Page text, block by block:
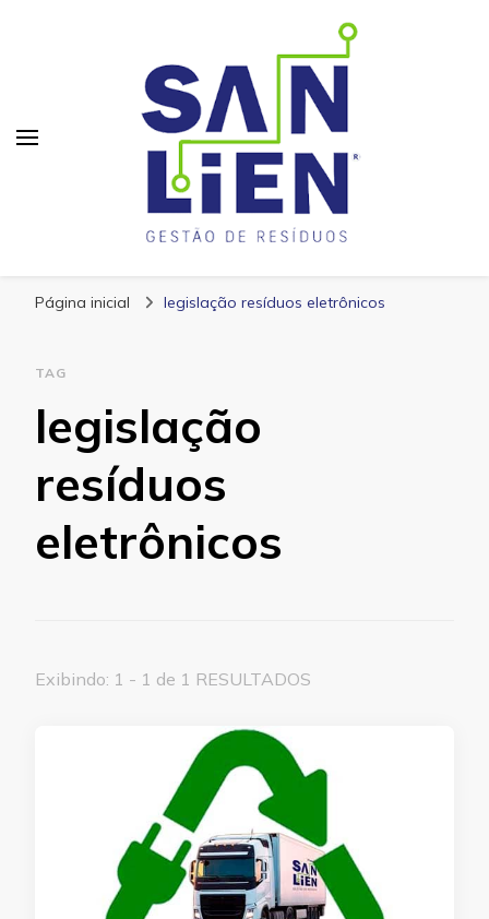
Página inicial legislação resíduos eletrônicos
TAG
legislação
resíduos
eletrônicos
Exibindo: 1 - 1 de 1 RESULTADOS